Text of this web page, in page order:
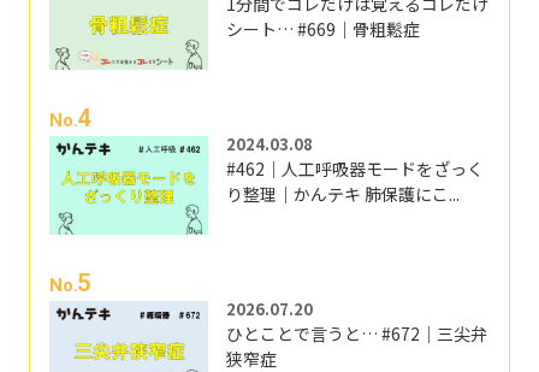
シート… #669｜骨粗鬆症
No.4
2024.03.08
#462｜人工呼吸器モードをざっく
り整理｜かんテキ 肺保護にこ...
No.5
2026.07.20
ひとことで言うと… #672｜三尖弁
狭窄症